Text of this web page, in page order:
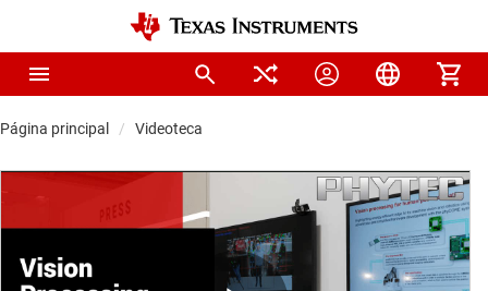
Página principal Videoteca